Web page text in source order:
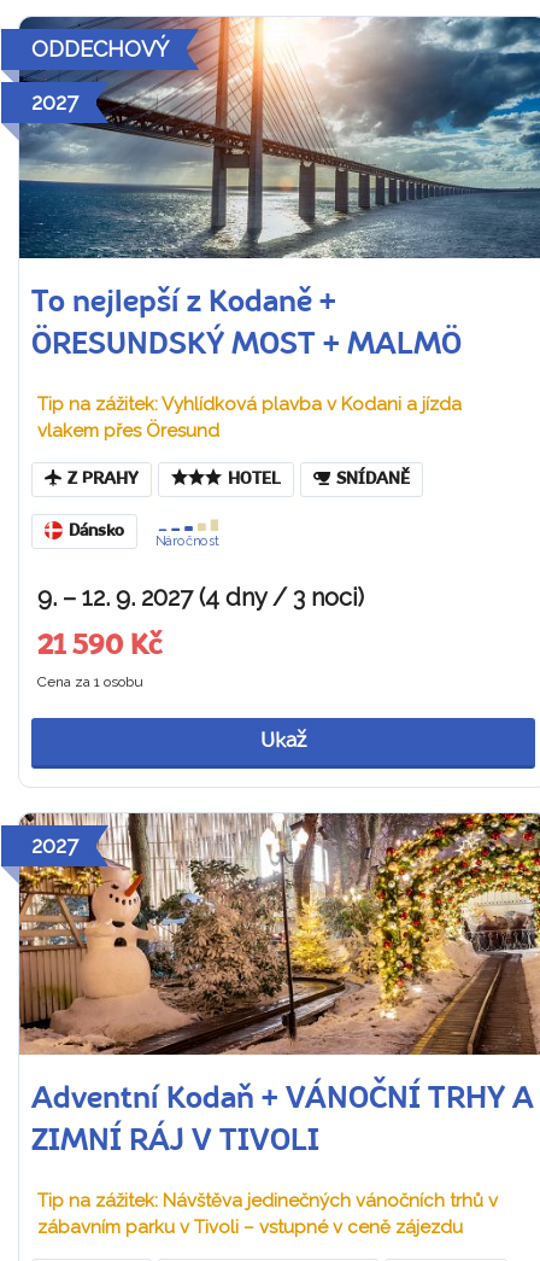
ODDECHOVÝ
2027
To nejlepší z Kodaně +
ÖRESUNDSKÝ MOST + MALMÖ
Tip na zážitek: Vyhlídková plavba v Kodani a jízda
vlakem přes Öresund
Z PRAHY HOTEL SNÍDANĚ
Dánsko
Náročnost
9. – 12. 9. 2027 (4 dny / 3 noci)
21 590 Kč
Cena za 1 osobu
Ukaž
2027
Adventní Kodaň + VÁNOČNÍ TRHY A
ZIMNÍ RÁJ V TIVOLI
Tip na zážitek: Návštěva jedinečných vánočních trhů v
zábavním parku v Tivoli – vstupné v ceně zájezdu